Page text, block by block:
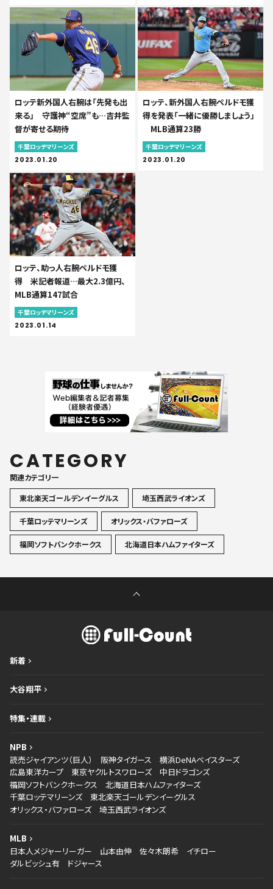
ロッテ新外国人右腕は「先発も出
来る」 守護神“空席”も…吉井監
督が寄せる期待
千葉ロッテマリーンズ
2023.01.20
ロッテ、新外国人右腕ペルドモ獲
得を発表「一緒に優勝しましょう」
MLB通算23勝
千葉ロッテマリーンズ
2023.01.20
ロッテ、助っ人右腕ペルドモ獲
得 米記者報道…最大2.3億円、
MLB通算147試合
千葉ロッテマリーンズ
2023.01.14
CATEGORY
関連カテゴリ一
東北楽天ゴールデンイーグルス
埼玉西武ライオンズ
千葉ロッテマリーンズ オリックス・バファローズ
福岡ソフトバンクホークス 北海道日本ハムファイターズ
新着
大谷翔平
特集・連載
NPB
読売ジャイアンツ（巨人）
阪神タイガース
横浜DeNAベイスターズ
広島東洋カープ
東京ヤクルトスワローズ
中日ドラゴンズ
福岡ソフトバンクホークス
北海道日本ハムファイターズ
千葉ロッテマリーンズ
東北楽天ゴールデンイーグルス
オリックス・バファローズ
埼玉西武ライオンズ
MLB
日本人メジャーリーガー
山本由伸 佐々木朗希
イチロー
ダルビッシュ有
ドジャース